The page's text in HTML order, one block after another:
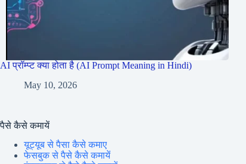
AI प्रॉम्प्ट क्या होता है (AI Prompt Meaning in Hindi)
May 10, 2026
पैसे कैसे कमायें
यूट्यूब से पैसा कैसे कमाए
फेसबुक से पैसे कैसे कमायें